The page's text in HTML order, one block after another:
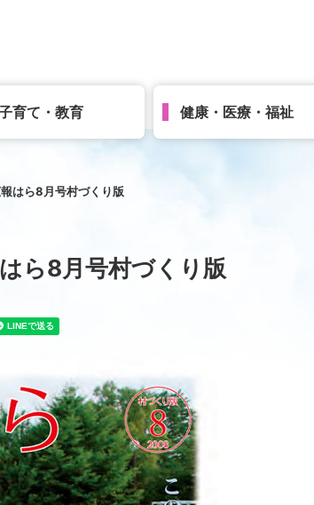
育て・教育 健康・医療・福祉
はら8月号村づくり版
ら8月号村づくり版